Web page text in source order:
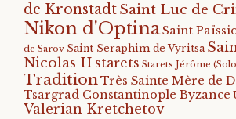
de KronstadtSaint Luc de
Nikon d'OptinaSaint
de Sarov Saint Seraphim de Vyritsa
Nicolas II starets Starets Jérôme
TraditionTrès Sainte Mère de
Tsargrad Constantinople Byzance
Valerian Kretchetov